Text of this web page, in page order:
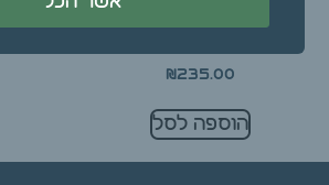
קוריאה (כולל צינורית
₪235.00
הוספה לסל